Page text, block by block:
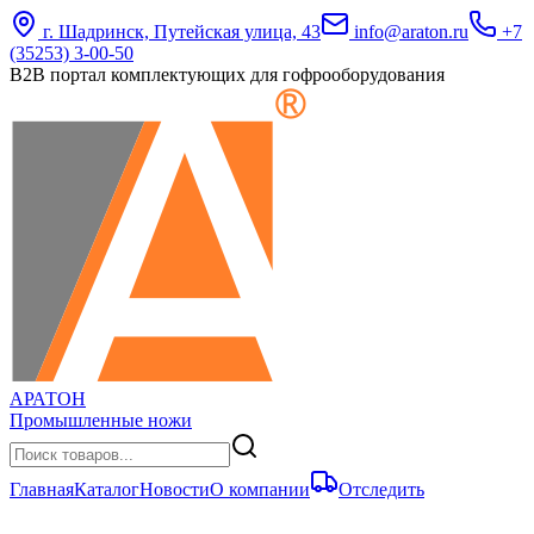
г. Шадринск, Путейская улица, 43 info@araton.ru
+7
(35253) 3-00-50
B2B портал комплектующих для гофрооборудования
АРАТОН
Промышленные ножи
ГлавнаяКаталогНовостиО компании Отследить